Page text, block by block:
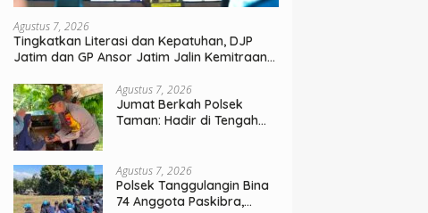
Agustus 7, 2026
Tingkatkan Literasi dan Kepatuhan, DJP
Jatim dan GP Ansor Jatim Jalin Kemitraan
Agustus 7, 2026
Jumat Berkah Polsek
Taman: Hadir di Tengah
Kamtibmas
Agustus 7, 2026
Polsek Tanggulangin Bina
74 Anggota Paskibra,